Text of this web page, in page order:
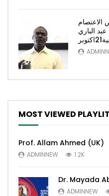
5
الباري
MOST VIEWED
Prof. Allam Ahmed (UK)
ADMINNEW 1.2K
Dr. Mayada
ADMINNEW